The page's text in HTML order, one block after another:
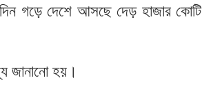
গড়ে দেশে আসছে দেড় হাজার কোটি
জানানো হয়।